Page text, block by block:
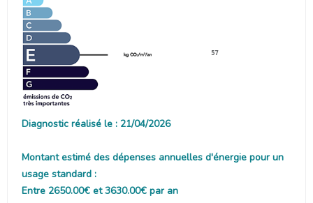
57
Diagnostic réalisé le : 21/04/2026
Montant estimé des dépenses annuelles d'énergie pour un
usage standard :
Entre 2650.00€ et 3630.00€ par an